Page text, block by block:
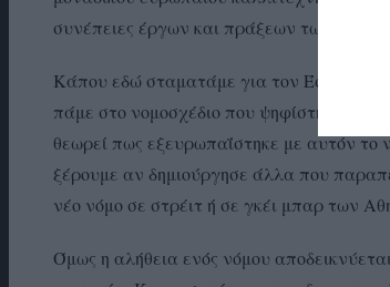
συνέπειες έργων και πράξεων των
Κάπου εδώ σταματάμε για τον Έσσερ και
πάμε στο νομοσχέδιο που ψηφίστηκε και
θεωρεί πως εξευρωπαΐστηκε με αυτόν
ξέρουμε αν δημιούργησε άλλα που
νέο νόμο σε στρέιτ ή σε γκέι μπαρ των
Όμως η αλήθεια ενός νόμου